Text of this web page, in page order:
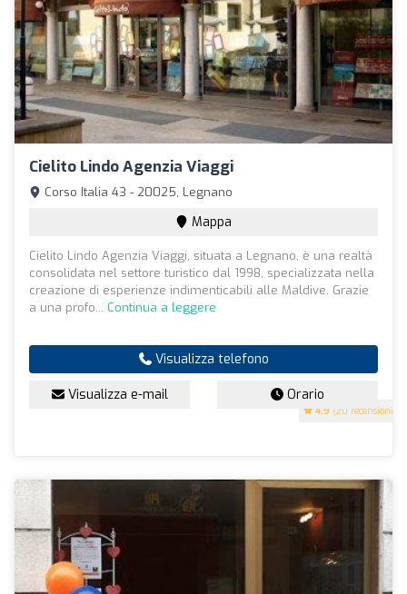
Cielito Lindo Agenzia Viaggi
4.9 (20 recensioni)
Corso Italia 43 - 20025, Legnano
Mappa
Cielito Lindo Agenzia Viaggi, situata a Legnano, è una realtà
consolidata nel settore turistico dal 1998, specializzata nella
creazione di esperienze indimenticabili alle Maldive. Grazie
a una profo... Continua a leggere
Visualizza telefono
Visualizza e-mail Orario